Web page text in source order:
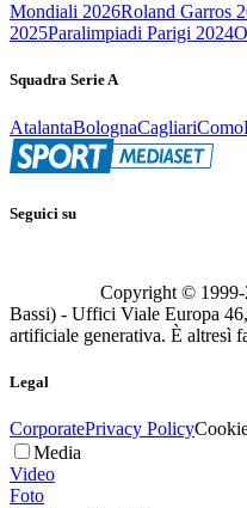
Mondiali 2026Roland Garros
2025Paralimpiadi Parigi 2024
Squadra Serie A
AtalantaBolognaCagliariComo
Seguici su
Copyright © 1999-
Bassi) - Uffici Viale Europa
artificiale generativa. È altresì
Legal
CorporatePrivacy Policy
Media
Video
Foto